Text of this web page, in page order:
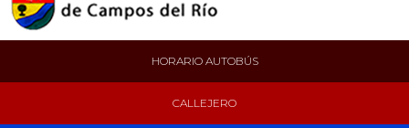
HORARIO AUTOBÚS
CALLEJERO